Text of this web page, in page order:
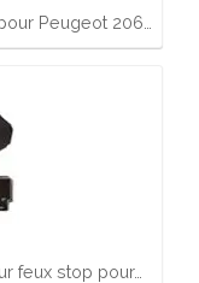
Peugeot 206…
feux stop pour…